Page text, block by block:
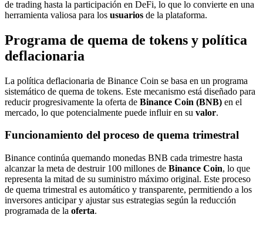
de trading hasta la participación en DeFi, lo que lo convierte en una
herramienta valiosa para los usuarios de la plataforma.
Programa de quema de tokens y política
deflacionaria
La política deflacionaria de Binance Coin se basa en un programa
sistemático de quema de tokens. Este mecanismo está diseñado para
reducir progresivamente la oferta de Binance Coin (BNB) en el
mercado, lo que potencialmente puede influir en su valor.
Funcionamiento del proceso de quema trimestral
Binance continúa quemando monedas BNB cada trimestre hasta
alcanzar la meta de destruir 100 millones de Binance Coin, lo que
representa la mitad de su suministro máximo original. Este proceso
de quema trimestral es automático y transparente, permitiendo a los
inversores anticipar y ajustar sus estrategias según la reducción
programada de la oferta.